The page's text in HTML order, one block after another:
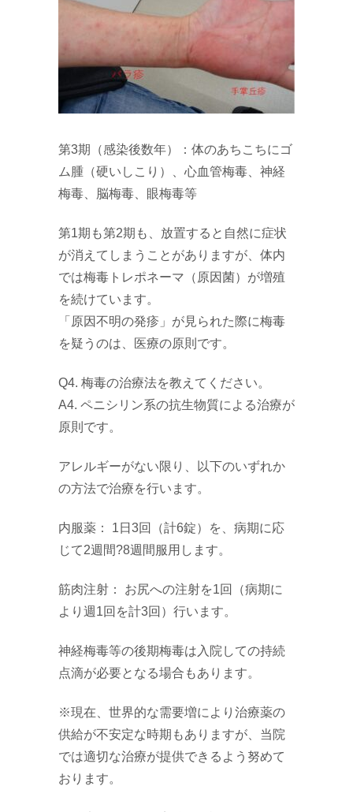
第3期（感染後数年）：体のあちこちにゴ
ム腫（硬いしこり）、心血管梅毒、神経
梅毒、脳梅毒、眼梅毒等
第1期も第2期も、放置すると自然に症状
が消えてしまうことがありますが、体内
では梅毒トレポネーマ（原因菌）が増殖
を続けています。
「原因不明の発疹」が見られた際に梅毒
を疑うのは、医療の原則です。
Q4. 梅毒の治療法を教えてください。
A4. ペニシリン系の抗生物質による治療が
原則です。
アレルギーがない限り、以下のいずれか
の方法で治療を行います。
内服薬： 1日3回（計6錠）を、病期に応
じて2週間?8週間服用します。
筋肉注射： お尻への注射を1回（病期に
より週1回を計3回）行います。
神経梅毒等の後期梅毒は入院しての持続
点滴が必要となる場合もあります。
※現在、世界的な需要増により治療薬の
供給が不安定な時期もありますが、当院
では適切な治療が提供できるよう努めて
おります。